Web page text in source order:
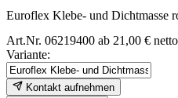
Euroflex Klebe- und Dichtmasse
Art.Nr. 06219400 ab 21,00 €
Variante:
Kontakt aufnehmen